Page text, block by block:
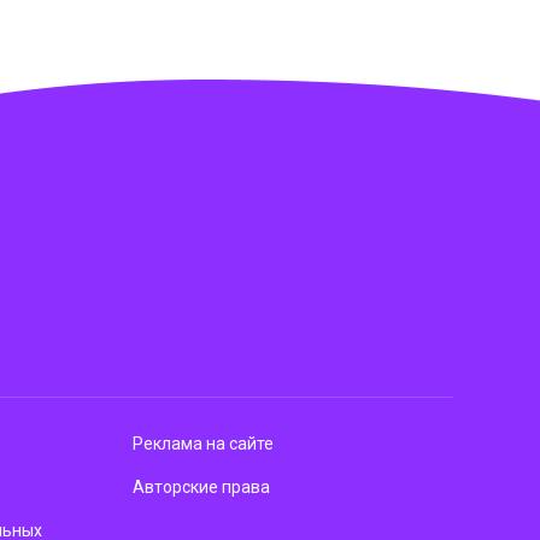
Реклама на сайте
Авторские права